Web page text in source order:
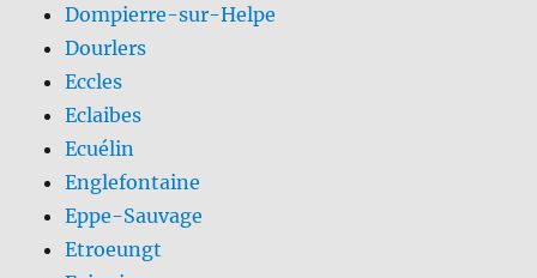
Dompierre-sur-Helpe
Dourlers
Eccles
Eclaibes
Ecuélin
Englefontaine
Eppe-Sauvage
Etroeungt